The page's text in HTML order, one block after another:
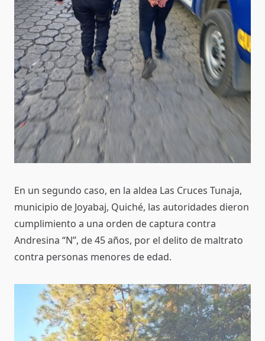
En un segundo caso, en la aldea Las Cruces Tunaja,
municipio de Joyabaj, Quiché, las autoridades dieron
cumplimiento a una orden de captura contra
Andresina “N”, de 45 años, por el delito de maltrato
contra personas menores de edad.